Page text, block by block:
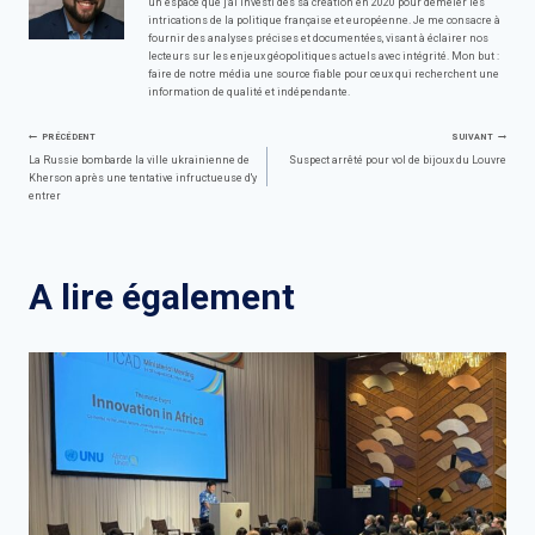
intrications de la politique française et européenne. Je me consacre à
fournir des analyses précises et documentées, visant à éclairer nos
lecteurs sur les enjeux géopolitiques actuels avec intégrité. Mon but :
faire de notre média une source fiable pour ceux qui recherchent une
information de qualité et indépendante.
Navigation
de
PRÉCÉDENT
La Russie bombarde la ville ukrainienne de
Kherson après une tentative infructueuse d'y
entrer
SUIVANT
Suspect arrêté pour vol de bijoux du Louvre
A lire également